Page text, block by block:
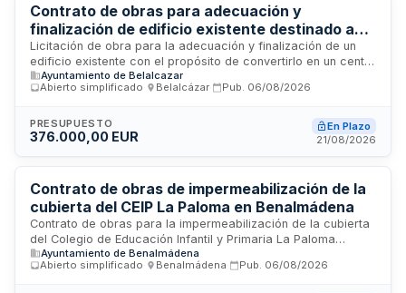
Contrato de obras para adecuación y
finalización de edificio existente destinado a
centro de día en Belalcázar
Licitación de obra para la adecuación y finalización de un
edificio existente con el propósito de convertirlo en un centro
de día en Belalcázar. El proyecto está financiado mediante
fondos del Mecanismo de Recuperación y Resiliencia de la
incluyen los trabajos necesarios para adecuar la
infraestructura al nuevo modelo de cuidados de larga
discapacidad. El procedimiento de contratación es abierto
simplificado con tramitación urgente.
Ayuntamiento de Belalcazar
Abierto simplificado
Belalcázar Pub. 06/08/2026
PRESUPUESTO
376.000,00 EUR
En Plazo
21/08/2026
Contrato de obras de impermeabilización de la
cubierta del CEIP La Paloma en Benalmádena
Contrato de obras para la impermeabilización de la cubierta
del Colegio de Educación Infantil y Primaria La Paloma
ubicado en el municipio de Benalmádena. El contrato se rige
conforme a la Ley de Contratos del Sector Público y
Ayuntamiento de Benalmádena
Abierto simplificado
Benalmádena Pub. 06/08/2026